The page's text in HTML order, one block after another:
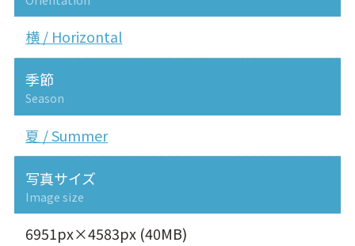
横 / Horizontal
季節
Season
夏 / Summer
写真サイズ
Image size
6951px×4583px (40MB)